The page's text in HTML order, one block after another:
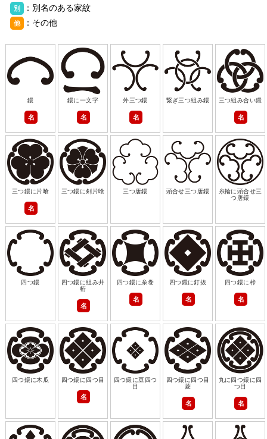
別 ：別名のある家紋
他 ：その他
鐶
名
鐶に一文字
名
外三つ鐶
名
繋ぎ三つ組み鐶 三つ組み合い鐶
名
三つ鐶に片喰
名
三つ鐶に剣片喰 三つ唐鐶 頭合せ三つ唐鐶
糸輪に頭合せ三
つ唐鐶
四つ鐶
四つ鐶に組み井
桁
名
四つ鐶に糸巻
名
四つ鐶に釘抜
名
四つ鐶に桛
名
四つ鐶に木瓜 四つ鐶に四つ目
名
四つ鐶に豆四つ
目
四つ鐶に四つ目
菱
名
丸に四つ鐶に四
つ目
名